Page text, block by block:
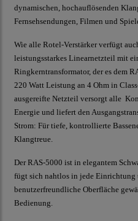
dynamischen, hochauflösenden
Fernsehsendungen, Filmen und
Wie alle Rotel-Verstärker verfügt
leistungsstarkes Linearnetzteil mit
Ringkerntransformator, der es dem
220 Watt Leistung an 4 Ohm in
ausgereifte Netzteil versorgt alle
Energie und liefert den
Strom: Für tiefe, kontrollierte
Klangtreue.
Der RAS-5000 ist in elegantem
fügt sich nahtlos in jede Einrichtung
benutzerfreundliche Oberfläche
Bedienung.